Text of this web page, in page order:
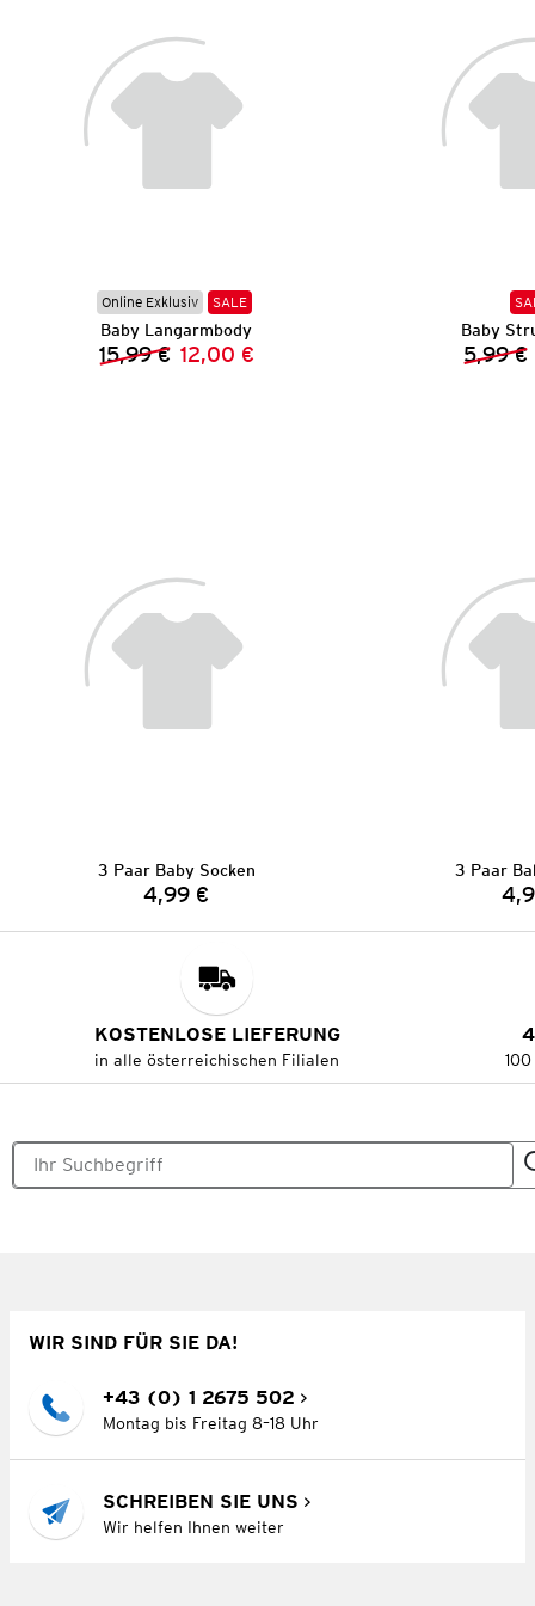
Online Exklusiv SALE
Baby Langarmbody
Vorheriger Preis:
15,99 € Neuer Preis:
12,00 €
Baby
5,99 €
3 Paar Baby Socken
Preis:
4,99 €
3 Paar
KOSTENLOSE LIEFERUNG
in alle österreichischen Filialen
WIR SIND FÜR SIE DA!
+43 (0) 1 2675 502
Montag bis Freitag 8–18 Uhr
SCHREIBEN SIE UNS
Wir helfen Ihnen weiter